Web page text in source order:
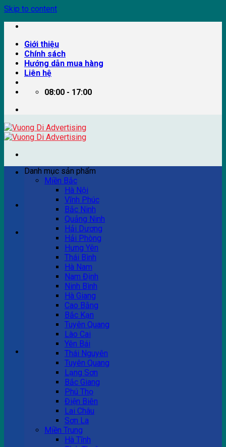
Skip to content
Giới thiệu
Chính sách
Hướng dẫn mua hàng
Liên hệ
08:00 - 17:00
Ví dụ: Billboard quảng cáo, pano quảng cáo, quảng cáo
trên xe bus...
Tư vấn bán hàng
0983 863 488
Hotline hỗ trợ
0983 863 488
Giỏ hàng
Chưa có sản phẩm trong giỏ hàng.
Danh mục sản phẩm
Miền Bắc
Hà Nội
Vĩnh Phúc
Bắc Ninh
Quảng Ninh
Hải Dương
Hải Phòng
Hưng Yên
Thái Bình
Hà Nam
Nam Định
Ninh Bình
Hà Giang
Cao Bằng
Bắc Kạn
Tuyên Quang
Lào Cai
Yên Bái
Thái Nguyên
Tuyên Quang
Lạng Sơn
Bắc Giang
Phú Thọ
Điện Biên
Lai Châu
Sơn La
Miền Trung
Hà Tĩnh